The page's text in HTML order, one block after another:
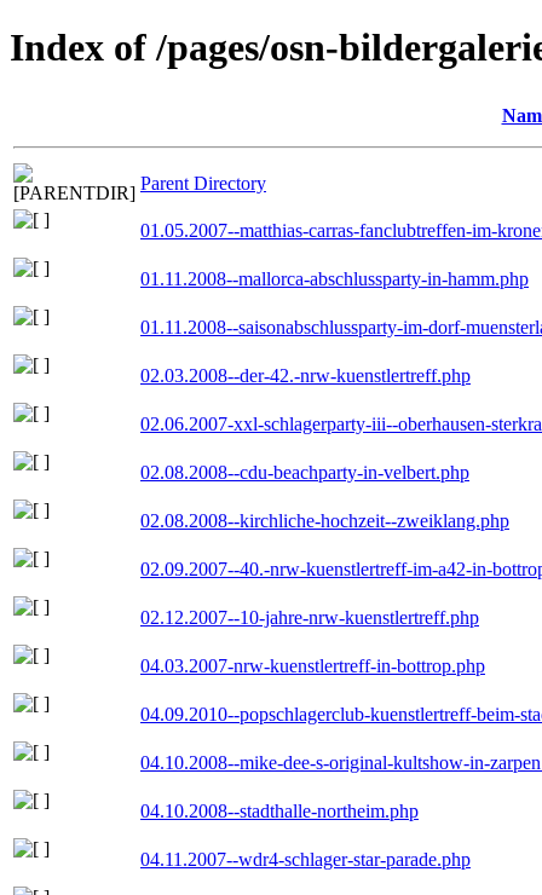
Index of /pages/osn-
Parent Directory
01.05.2007--matthias-carras-fanclubtreffen-im-
01.11.2008--mallorca-abschlussparty-in-hamm.php
01.11.2008--saisonabschlussparty-im-dorf-
02.03.2008--der-42.-nrw-kuenstlertreff.php
02.06.2007-xxl-schlagerparty-iii--oberhausen-
02.08.2008--cdu-beachparty-in-velbert.php
02.08.2008--kirchliche-hochzeit--zweiklang.php
02.09.2007--40.-nrw-kuenstlertreff-im-a42-in-
02.12.2007--10-jahre-nrw-kuenstlertreff.php
04.03.2007-nrw-kuenstlertreff-in-bottrop.php
04.09.2010--popschlagerclub-kuenstlertreff-beim-
04.10.2008--mike-dee-s-original-kultshow-in-
04.10.2008--stadthalle-northeim.php
04.11.2007--wdr4-schlager-star-parade.php